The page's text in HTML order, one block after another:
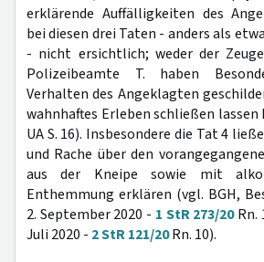
erklärende Auffälligkeiten des
bei diesen drei Taten - anders als
- nicht ersichtlich; weder der
Polizeibeamte T. haben
Verhalten des Angeklagten
wahnhaftes Erleben schließen
UA S. 16). Insbesondere die Tat 4
und Rache über den
aus der Kneipe sowie mit
Enthemmung erklären (vgl. BGH,
2. September 2020 - 1 StR 273/20Rn.
Juli 2020 - 2 StR 121/20Rn. 10).